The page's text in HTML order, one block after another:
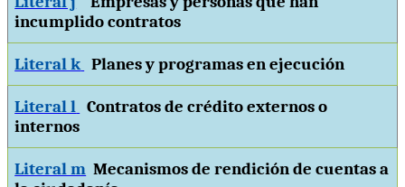
incumplido contratos
Literal k Planes y programas en ejecución
Literal l Contratos de crédito externos o
internos
Literal m Mecanismos de rendición de cuentas a